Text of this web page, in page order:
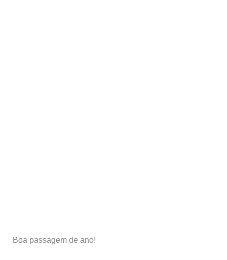
Boa passagem de ano!